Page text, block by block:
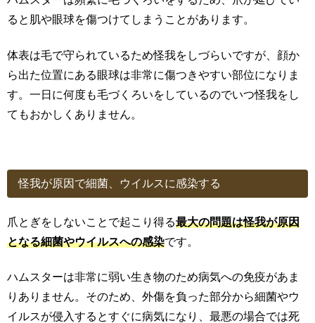
ると肌や眼球を傷つけてしまうことがあります。
体表は毛で守られているため怪我をしづらいですが、顔か
ら出た位置にある眼球は非常に傷つきやすい部位になりま
す。一日に何度も毛づくろいをしているのでいつ怪我をし
てもおかしくありません。
怪我が原因で細菌、ウイルスに感染する
爪とぎをしないことで起こり得る最大の問題は怪我が原因
となる細菌やウイルスへの感染です。
ハムスターは非常に弱い生き物のため病気への免疫があま
りありません。そのため、外傷を負った部分から細菌やウ
イルスが侵入するとすぐに病気になり、最悪の場合では死